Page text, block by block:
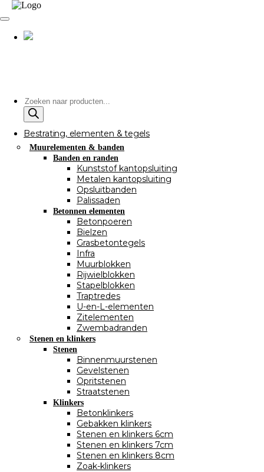
Producten
zoeken
Bestrating, elementen & tegels
Muurelementen & banden
Banden en randen
Kunststof kantopsluiting
Metalen kantopsluiting
Opsluitbanden
Palissaden
Betonnen elementen
Betonpoeren
Bielzen
Grasbetontegels
Infra
Muurblokken
Rijwielblokken
Stapelblokken
Traptredes
U-en-L-elementen
Zitelementen
Zwembadranden
Stenen en klinkers
Stenen
Binnenmuurstenen
Gevelstenen
Opritstenen
Straatstenen
Klinkers
Betonklinkers
Gebakken klinkers
Stenen en klinkers 6cm
Stenen en klinkers 7cm
Stenen en klinkers 8cm
Zoak-klinkers